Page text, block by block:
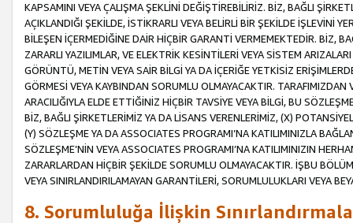
KAPSAMINI VEYA ÇALIŞMA ŞEKLİNİ DEĞİŞTİREBİLİRİZ. BİZ, BAĞLI
AÇIKLANDIĞI ŞEKİLDE, İSTİKRARLI VEYA BELİRLİ BİR ŞEKİLDE İŞLEVİNİ
BİLEŞEN İÇERMEDİĞİNE DAİR HİÇBİR GARANTİ VERMEMEKTEDİR. BİZ,
ZARARLI YAZILIMLAR, VE ELEKTRİK KESİNTİLERİ VEYA SİSTEM
GÖRÜNTÜ, METİN VEYA SAİR BİLGİ YA DA İÇERİĞE YETKİSİZ
GÖRMESİ VEYA KAYBINDAN SORUMLU OLMAYACAKTIR.
ARACILIĞIYLA ELDE ETTİĞİNİZ HİÇBİR TAVSİYE VEYA BİLGİ, BU
BİZ, BAĞLI ŞİRKETLERİMİZ YA DA LİSANS VERENLERİMİZ, (X)
(Y) SÖZLEŞME YA DA ASSOCIATES PROGRAMI’NA KATILIMINIZLA
SÖZLEŞME’NİN VEYA ASSOCIATES PROGRAMI’NA KATILIMINIZIN
ZARARLARDAN HİÇBİR ŞEKİLDE SORUMLU OLMAYACAKTIR. İŞBU
VEYA SINIRLANDIRILAMAYAN GARANTİLERİ, SORUMLULUKLARI VEYA
8. Sorumluluğa İlişkin